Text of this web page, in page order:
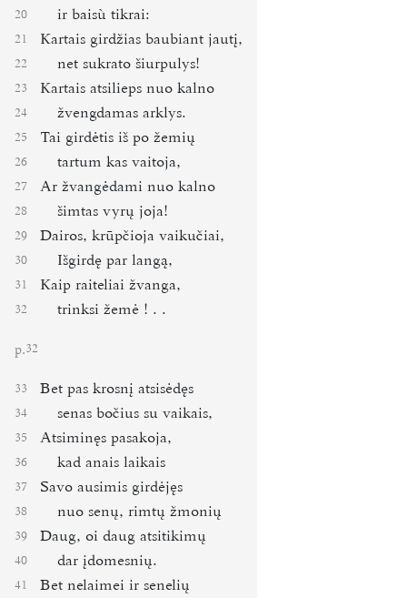
20 ir baisù tikrai:
21 Kartais girdžias baubiant jautį,
22 net sukrato šiurpulys!
23 Kartais atsilieps nuo kalno
24 žvengdamas arklys.
25 Tai girdėtis iš po žemių
26 tartum kas vaitoja,
27 Ar žvangėdami nuo kalno
28 šimtas vyrų joja!
29 Dairos, krūpčioja vaikučiai,
30 Išgirdę par langą,
31 Kaip raiteliai žvanga,
32 trinksi žemė ! . .
p.32
33 Bet pas krosnį atsisėdęs
34 senas bočius su vaikais,
35 Atsiminęs pasakoja,
36 kad anais laikais
37 Savo ausimis girdėjęs
38 nuo senų, rimtų žmonių
39 Daug, oi daug atsitikimų
40 dar įdomesnių.
41 Bet nelaimei ir senelių